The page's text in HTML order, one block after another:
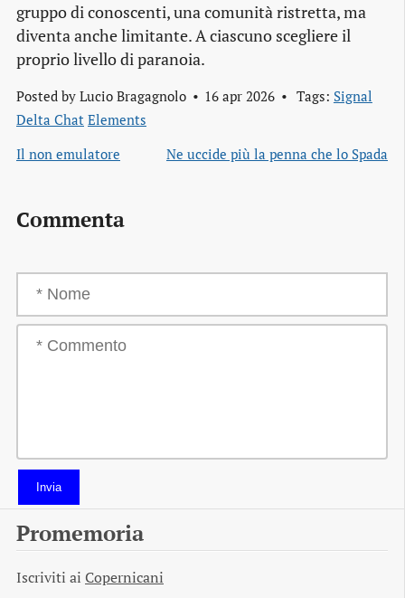
gruppo di conoscenti, una comunità ristretta, ma
diventa anche limitante. A ciascuno scegliere il
proprio livello di paranoia.
Posted by Lucio Bragagnolo 16 apr 2026 Tags: Signal
Delta Chat Elements
Il non emulatore
Ne uccide più la penna che lo Spada
Commenta
Invia
Promemoria
Iscriviti ai Copernicani